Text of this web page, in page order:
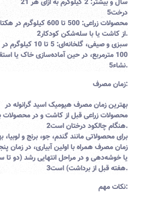
21 سال و بیشتر: 2 کیلوگرم به ازای هر
درخت5
محصولات زراعی:
500 تا 600 کیلوگرم در
از کاشت یا با سله‌شکن کودکار2
.
سبزی و صیفی، گلخانه‌ای:
5 تا 10 کیلوگرم
100 مترمربع، در حین آماده‌سازی خاک یا
نشاء5
.
زمان مصرف:
بهترین زمان مصرف هیومیک اسید گرانوله در
محصولات زراعی قبل از کاشت و در محصولات
هنگام چالکود درختان است2
.
برای محصولاتی مانند گندم، جو، برنج و لوبیا،
زمان مصرف همراه با اولین آبیاری، در زمان
یا خوشه‌دهی و در مراحل انتهایی رشد (دو تا
هفته قبل از برداشت) است3
.
نکات مهم: